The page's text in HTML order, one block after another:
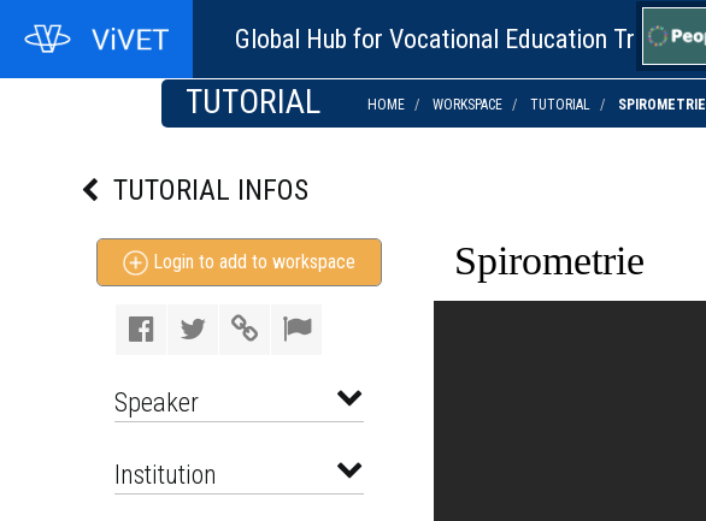
Global Hub for Vocational Education Training!
TUTORIAL HOME WORKSPACE TUTORIAL SPIROMETRIE
TUTORIAL INFOS
Login to add to workspace
Speaker
Institution
Spirometrie